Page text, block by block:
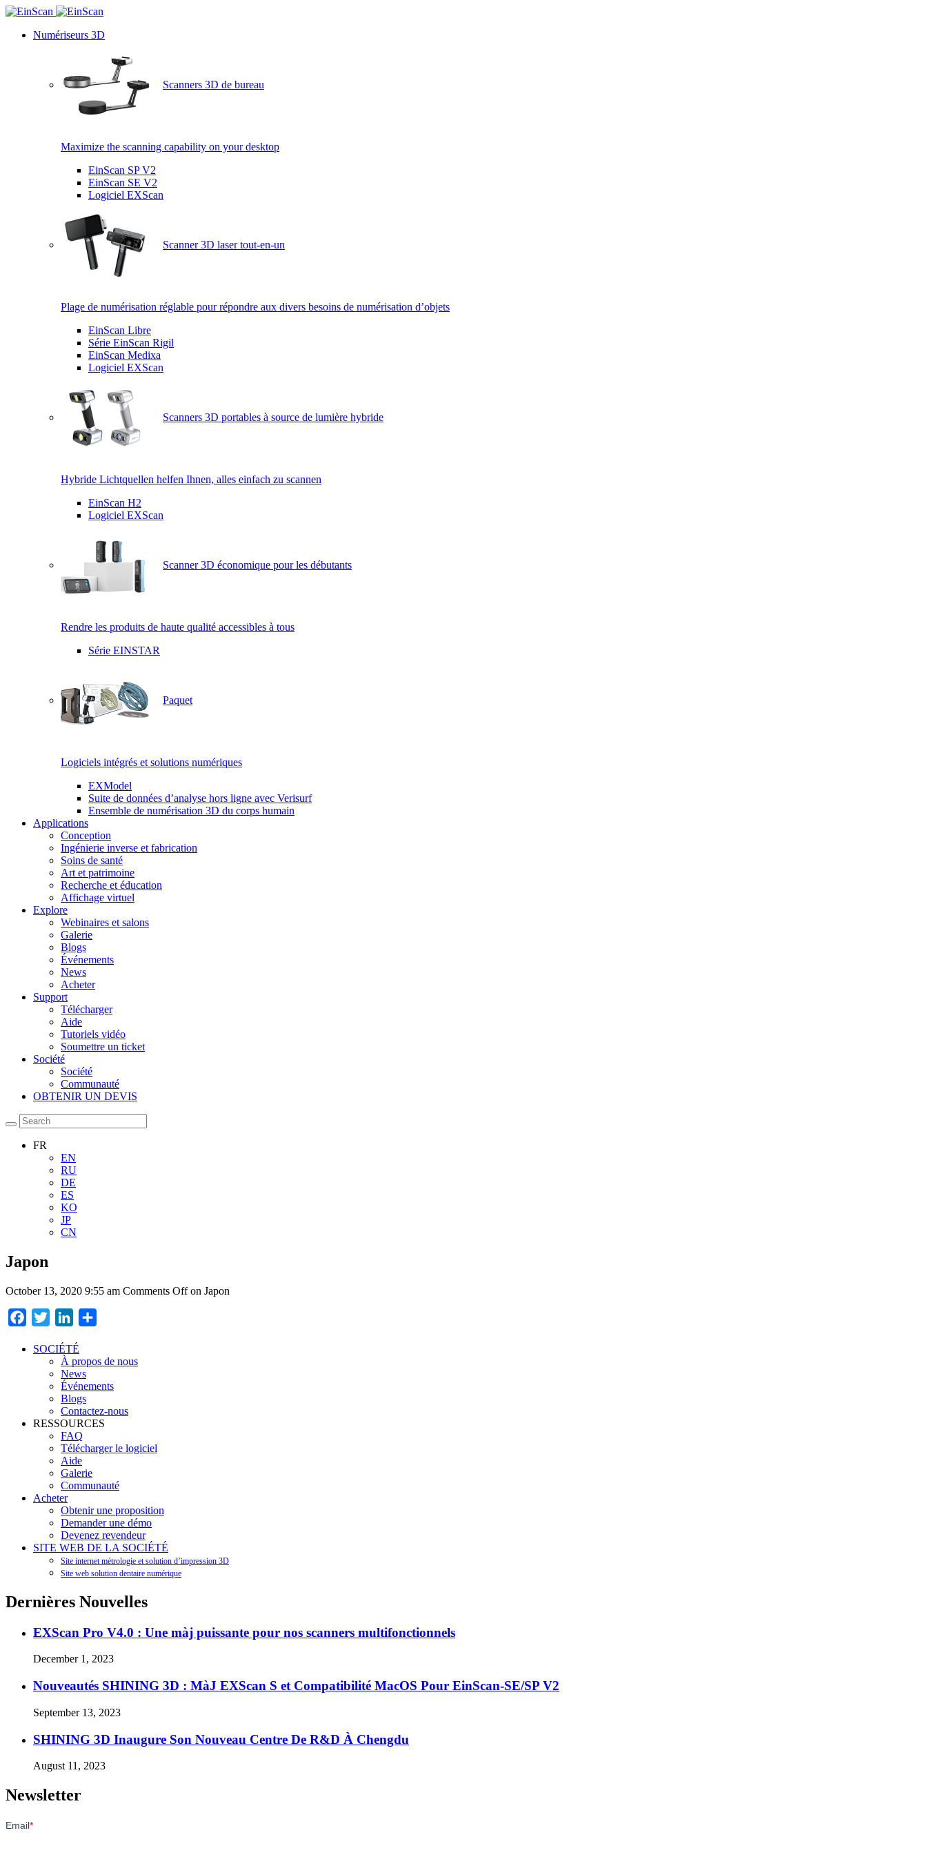
Numériseurs 3D
Scanners 3D de bureau
Maximize the scanning capability on your desktop
EinScan SP V2
EinScan SE V2
Logiciel EXScan
Scanner 3D laser tout-en-un
Plage de numérisation réglable pour répondre aux divers besoins de numérisation d’objets
EinScan Libre
Série EinScan Rigil
EinScan Medixa
Logiciel EXScan
Scanners 3D portables à source de lumière hybride
Hybride Lichtquellen helfen Ihnen, alles einfach zu scannen
EinScan H2
Logiciel EXScan
Scanner 3D économique pour les débutants
Rendre les produits de haute qualité accessibles à tous
Série EINSTAR
Paquet
Logiciels intégrés et solutions numériques
EXModel
Suite de données d’analyse hors ligne avec Verisurf
Ensemble de numérisation 3D du corps humain
Applications
Conception
Ingénierie inverse et fabrication
Soins de santé
Art et patrimoine
Recherche et éducation
Affichage virtuel
Explore
Webinaires et salons
Galerie
Blogs
Événements
News
Acheter
Support
Télécharger
Aide
Tutoriels vidéo
Soumettre un ticket
Société
Société
Communauté
OBTENIR UN DEVIS
FR
EN
RU
DE
ES
KO
JP
CN
Japon
October 13, 2020 9:55 am Comments Offon Japon
Facebook
Twitter LinkedIn
SOCIÉTÉ
À propos de nous
News
Événements
Blogs
Contactez-nous
RESSOURCES
FAQ
Télécharger le logiciel
Aide
Galerie
Communauté
Acheter
Obtenir une proposition
Demander une démo
Devenez revendeur
SITE WEB DE LA SOCIÉTÉ
Site internet métrologie et solution d’impression 3D
Site web solution dentaire numérique
Dernières Nouvelles
EXScan Pro V4.0 : Une màj puissante pour nos scanners multifonctionnels
December 1, 2023
Nouveautés SHINING 3D : MàJ EXScan S et Compatibilité MacOS Pour EinScan-SE/SP V2
September 13, 2023
SHINING 3D Inaugure Son Nouveau Centre De R&D À Chengdu
August 11, 2023
Newsletter